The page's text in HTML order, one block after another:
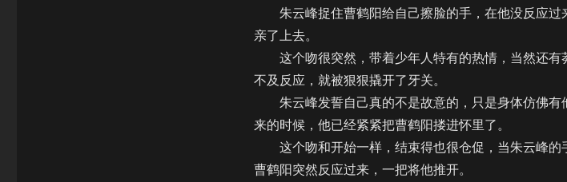
朱云峰捉住曹鹤阳给自己擦脸的手，在他没反应过
亲了上去。
这个吻很突然，带着少年人特有的热情，当然还有
不及反应，就被狠狠撬开了牙关。
朱云峰发誓自己真的不是故意的，只是身体仿佛有
来的时候，他已经紧紧把曹鹤阳搂进怀里了。
这个吻和开始一样，结束得也很仓促，当朱云峰的
曹鹤阳突然反应过来，一把将他推开。